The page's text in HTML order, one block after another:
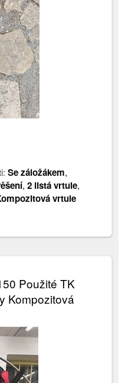
Se záložákem,
,2 listá vrtule,
vrtule
Použité TK
Kompozitová